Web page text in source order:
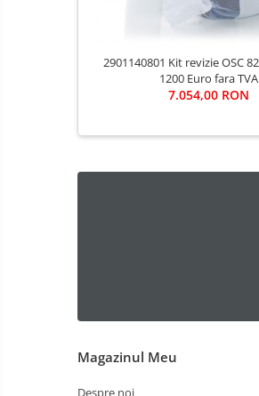
2901140801 Kit revizie OSC 825 W KIT B -
1200 Euro fara TVA
7.054,00 RON
Magazinul Meu